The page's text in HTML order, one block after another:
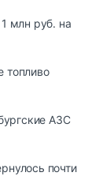
млн руб. на
топливо
АЗС
почти